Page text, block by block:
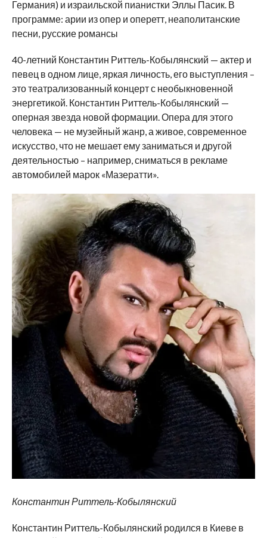
Германия) и израильской пианистки Эллы Пасик. В
программе: арии из опер и оперетт, неаполитанские
песни, русские романсы
40-летний Константин Риттель-Кобылянский — актер и
певец в одном лице, яркая личность, его выступления –
это театрализованный концерт с необыкновенной
энергетикой. Константин Риттель-Кобылянский —
оперная звезда новой формации. Опера для этого
человека — не музейный жанр, а живое, современное
искусство, что не мешает ему заниматься и другой
деятельностью – например, сниматься в рекламе
автомобилей марок «Мазератти».
Константин Риттель-Кобылянский
Константин Риттель-Кобылянский родился в Киеве в